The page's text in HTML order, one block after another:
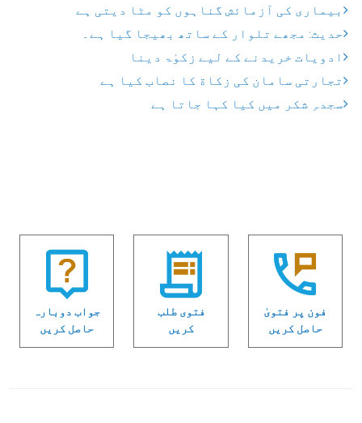
بیماری کی آزمائش گناہوں کو مٹا دیتی ہے
حدیث: مجھے تلوار کے ساتھ بھیجا گیا ہے۔
ادویات خریدنے کے لیے زکوٰۃ دینا
تجارتی سامان کی زکاة کا نصاب کیا ہے
سجدہِ شکر میں کیا کہا جاتا ہے
فون پر فتویٰ
حاصل کریں
فتوی طلب
کریں
جواب دوبارہ
حاصل کریں